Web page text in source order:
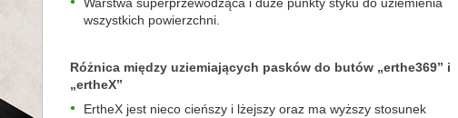
wszystkich powierzchni.
Różnica między uziemiających pasków do butów „erthe369” i
„ertheX”
ErtheX jest nieco cieńszy i lżejszy oraz ma wyższy stosunek